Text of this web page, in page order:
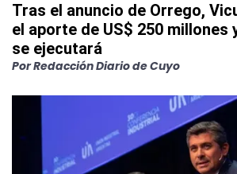
Tras el anuncio de Orrego,
el aporte de US$ 250 millones
se ejecutará
PorRedacción Diario de Cuyo